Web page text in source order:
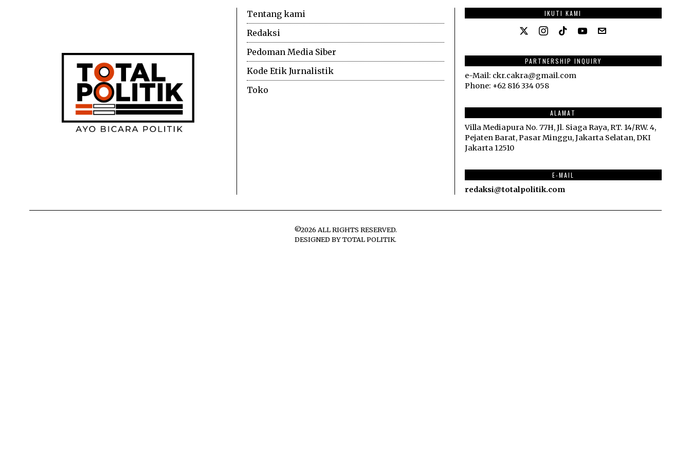
Tentang kami
Redaksi
Pedoman Media Siber
Kode Etik Jurnalistik
Toko
IKUTI KAMI
PARTNERSHIP INQUIRY
e-Mail: ckr.cakra@gmail.com
Phone: +62 816 334 058
ALAMAT
Villa Mediapura No. 77H, Jl. Siaga Raya, RT. 14/RW. 4,
Pejaten Barat, Pasar Minggu, Jakarta Selatan, DKI
Jakarta 12510
E-MAIL
redaksi@totalpolitik.com
©2026 ALL RIGHTS RESERVED.
DESIGNED BYTOTAL POLITIK.